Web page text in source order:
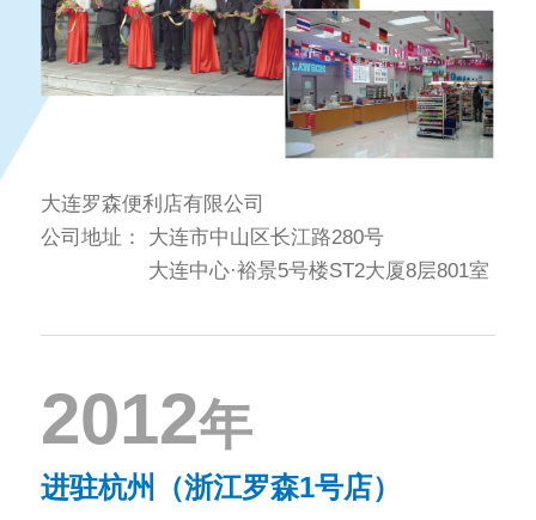
大连罗森便利店有限公司
公司地址：
大连市中山区长江路280号
大连中心·裕景5号楼ST2大厦8层801室
2012年
进驻杭州（浙江罗森1号店）